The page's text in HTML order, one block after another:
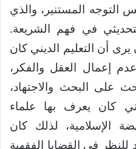
المستنير، والذي
في فهم الشريعة.
أن التعليم الديني كان
إعمال العقل والفكر،
على البحث والاجتهاد،
كان يعرف بها علماء
الإسلامية، لذلك كان
للنظر في القضايا الفقهية